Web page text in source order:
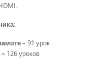
– 91 урок
126 уроков